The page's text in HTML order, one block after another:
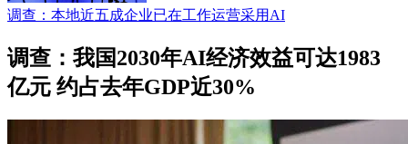
调查：本地近五成企业已在工作运营采用AI
调查：我国2030年AI经济效益可达1983
亿元 约占去年GDP近30%